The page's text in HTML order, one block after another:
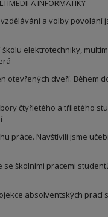
A INFORMATIKY
a volby povolání
elektrotechniky,
otevřených dveří. Během
čtyřletého a tříletého
práce. Navštívili jsme
se školními pracemi
absolventských prací